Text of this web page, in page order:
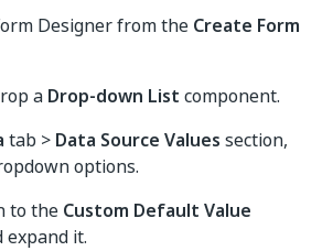
Designer from the Create Form
a Drop-down List component.
tab > Data Source Values section,
options.
to the Custom Default Value
expand it.